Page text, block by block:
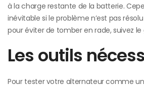
à la charge restante de la batterie.
inévitable si le problème n’est pas
pour éviter de tomber en rade, suivez le
Les outils
Pour tester votre alternateur comme